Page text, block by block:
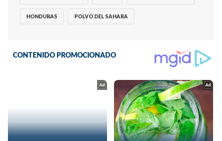
HONDURAS POLVO DEL SAHARA